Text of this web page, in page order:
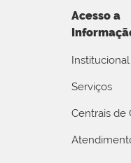
Acesso a
Institucional
Serviços
Centrais de